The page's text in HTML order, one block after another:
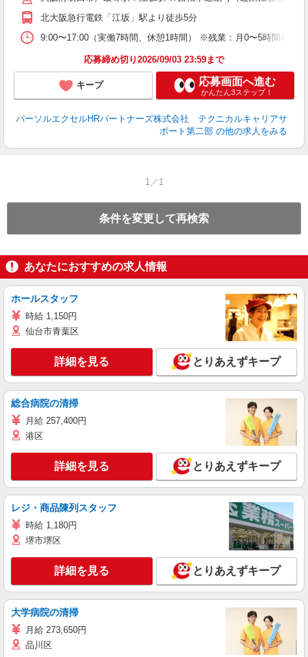
北大阪急行電鉄「江坂」駅より徒歩5分
9:00〜17:00（実働7時間、休憩1時間） ※残業：月0〜5時間程度
応募締め切り2026/09/03 23:59まで
キープ 応募画面へ進む
かんたん3ステップ！
パーソルエクセルHRパートナーズ株式会社 テクニカルキャリアサ
ポート第二部 の他の求人をみる
1／1
条件を変更して再検索
あなたにおすすめの求人情報
ホールスタッフ
時給 1,150円
仙台市青葉区
詳細を見る とりあえずキープ
総合病院の清掃
月給 257,400円
港区
詳細を見る とりあえずキープ
レジ・商品陳列スタッフ
時給 1,180円
堺市堺区
詳細を見る とりあえずキープ
大学病院の清掃
月給 273,650円
品川区